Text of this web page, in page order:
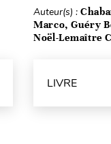
Auteur(s) :
Marco, Guéry
Noël-Lemaître
LIVRE